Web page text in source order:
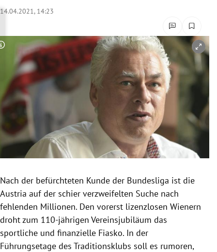
Untermenü
Untermenü
Untermenü
Untermenü
Untermenü
Untermenü
Untermenü
14.04.2021, 14:23
Copyright-Hinweis öffnen/schließen
Nach der befürchteten Kunde der Bundesliga ist die
Austria auf der schier verzweifelten Suche nach
fehlenden Millionen. Den vorerst lizenzlosen Wienern
droht zum 110-jährigen Vereinsjubiläum das
sportliche und finanzielle Fiasko. In der
Führungsetage des Traditionsklubs soll es rumoren,